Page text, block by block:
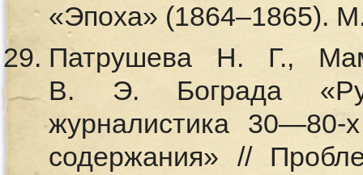
«Эпоха» (1864–1865).
Патрушева Н. Г.,
В. Э. Бограда
журналистика 30—80-
содержания» //